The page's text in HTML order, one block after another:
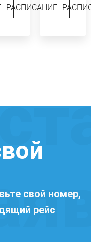
РАСПИСАНИЕ
свой номер,
рейс